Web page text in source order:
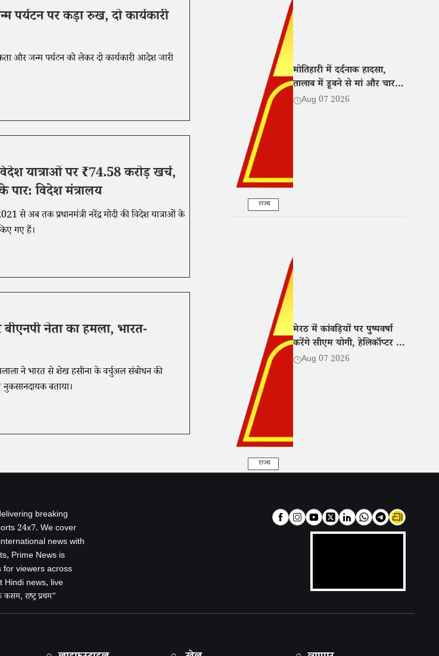
पर्यटन पर कड़ा रुख, दो कार्यकारी
और जन्म पर्यटन को लेकर दो कार्यकारी आदेश जारी
यात्राओं पर ₹74.58 करोड़ खर्च,
विदेश मंत्रालय
से अब तक प्रधानमंत्री नरेंद्र मोदी की विदेश यात्राओं के
गए हैं।
नेता का हमला, भारत-
ने भारत से शेख हसीना के वर्चुअल संबोधन की
बताया।
राज्य
मोतिहारी में दर्दनाक हादसा,
तालाब में डूबने से मां और चार
बच्चों की मौत; गांव में मातम
Aug 07 2026
राज्य
मेरठ में कांवड़ियों पर पुष्पवर्षा
करेंगे सीएम योगी, हेलिकॉप्टर से
करेंगे यात्रा मार्ग का हवाई
Aug 07 2026
breaking
24x7. We cover
news with
Prime News is
viewers across
Hindi news, live
राष्ट्र प्रथम"